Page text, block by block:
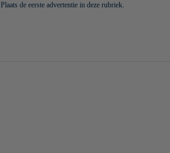
Plaats de eerste advertentie in deze rubriek.